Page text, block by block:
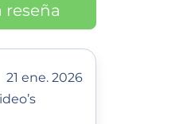
reseña
21 ene. 2026